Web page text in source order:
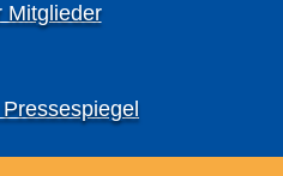
Mitglieder